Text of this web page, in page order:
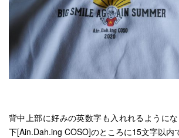
背中上部に好みの英数字も入れれるように
下[Ain.Dah.ing COSO]のところに15文字以内